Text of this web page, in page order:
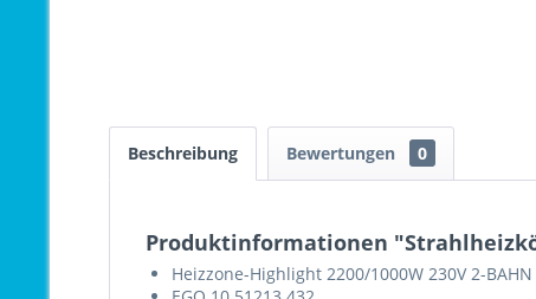
Beschreibung Bewertungen 0
Produktinformationen
Heizzone-Highlight 2200/1000W 230V 2-